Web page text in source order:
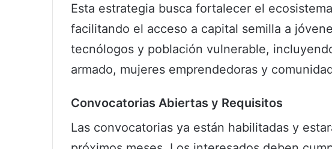
Esta estrategia busca fortalecer el
facilitando el acceso a capital semilla a
tecnólogos y población vulnerable,
armado, mujeres emprendedoras y
Convocatorias Abiertas y Requisitos
Las convocatorias ya están habilitadas y